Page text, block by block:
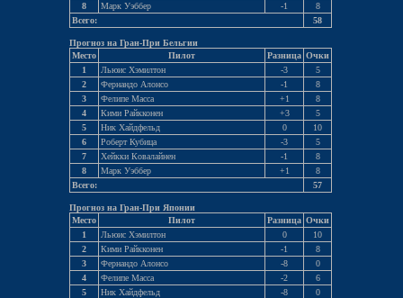
8
Марк Уэббер -1
8
Всего:
58
Прогноз на Гран-При Бельгии
Место
Пилот Разница Очки
1
Льюис Хэмилтон -3
5
2
Фернандо Алонсо -1
8
3
Фелипе Масса +1
8
4
Кими Райкконен +3
5
5
Ник Хайдфельд 0
10
6
Роберт Кубица -3
5
7
Хейкки Ковалайнен -1
8
8
Марк Уэббер +1
8
Всего:
57
Прогноз на Гран-При Японии
Место
Пилот Разница Очки
1
Льюис Хэмилтон 0
10
2
Кими Райкконен -1
8
3
Фернандо Алонсо -8
0
4
Фелипе Масса -2
6
5
Ник Хайдфельд -8
0